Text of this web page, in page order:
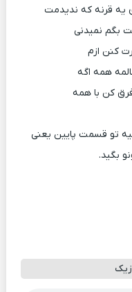
یه قرنه که ندیدمت
بگم نمیدنی
کنن ازم
همه اگه
کن با همه
تو قسمت پایین یعنی
بگید.